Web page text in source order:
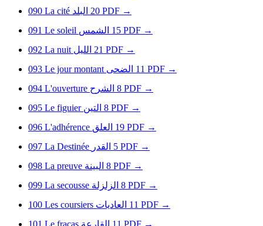
090 La cité البلد 20 PDF →
091 Le soleil الشمس 15 PDF →
092 La nuit الليل 21 PDF →
093 Le jour montant الضحى 11 PDF →
094 L'ouverture الشرح 8 PDF →
095 Le figuier التين 8 PDF →
096 L'adhérence العلق 19 PDF →
097 La Destinée القدر 5 PDF →
098 La preuve البينة 8 PDF →
099 La secousse الزلزلة 8 PDF →
100 Les coursiers العاديات 11 PDF →
101 Le fracas القارعة 11 PDF →